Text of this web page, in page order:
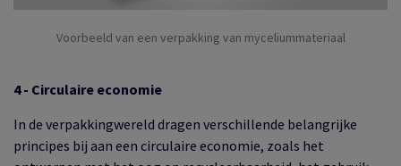
Voorbeeld van een verpakking van myceliummateriaal
4 - Circulaire economie
In de verpakkingwereld dragen verschillende belangrijke
principes bij aan een circulaire economie, zoals het